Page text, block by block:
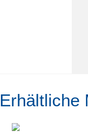
Erhältliche